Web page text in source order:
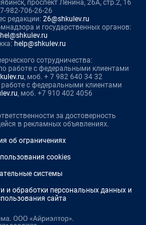
проспект Ленина, 26А, стр.2, 16
982-706-26-26
редакции: 26@shkulev.ru
и государственных органов:
help@shkulev.ru
сотрудничества:
работе с федеральными клиентами
, моб. + 7 982 640 34 32
с федеральными клиентами
, моб. +7 910 402 4056
за достоверность
в рекламных объявлениях.
об ограничениях
cookies
системы
и обработки персональных данных и
сайта